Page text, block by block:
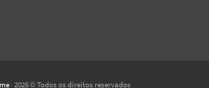
· 2026 © Todos os direitos reservados